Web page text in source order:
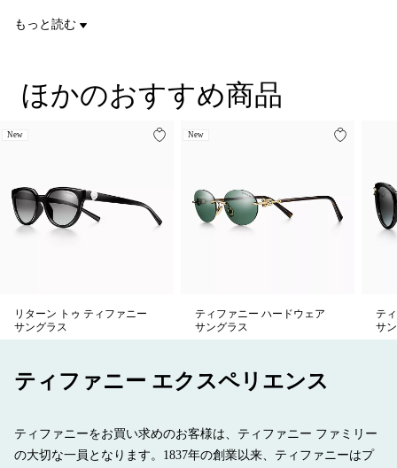
レンズの幅 54mm
100% UVカットとアンチグレア コーティング
イタリア製
商品番号:74953549
もっと読む
ほかのおすすめ商品
New
リターン トゥ ティファニー
サングラス
New
ティファニー ハードウェア
サングラス
テ
サ
ティファニー エクスペリエンス
ティファニーをお買い求めのお客様は、ティファニー ファミリー
の大切な一員となります。1837年の創業以来、ティファニーはプ